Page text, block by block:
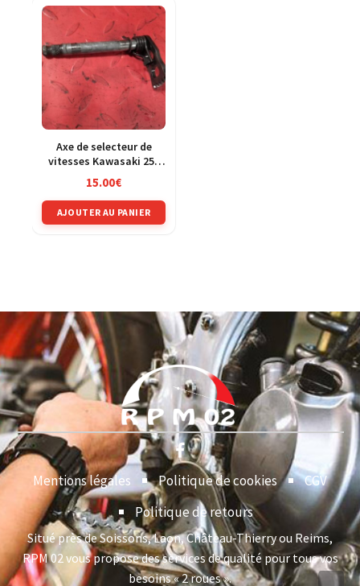
Axe de selecteur de
vitesses Kawasaki 250
KXF 04-05
15.00€
AJOUTER AU PANIER
Mentions légales Politique de cookies
CGV
Politique de retours
Situé près de Soissons, Laon, Château-Thierry ou Reims,
RPM 02 vous propose des services de qualité pour tous vos
besoins « 2 roues ».